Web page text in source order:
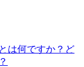
は何ですか？ど